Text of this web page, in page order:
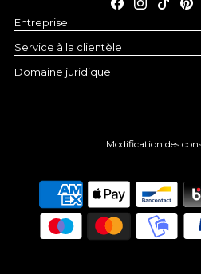
Entreprise
Service à la clientèle
Domaine juridique
Modification des